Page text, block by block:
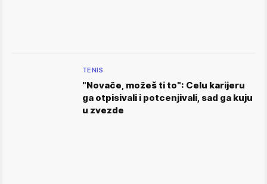
TENIS
"Novače, možeš ti to": Celu karijeru
ga otpisivali i potcenjivali, sad ga kuju
u zvezde